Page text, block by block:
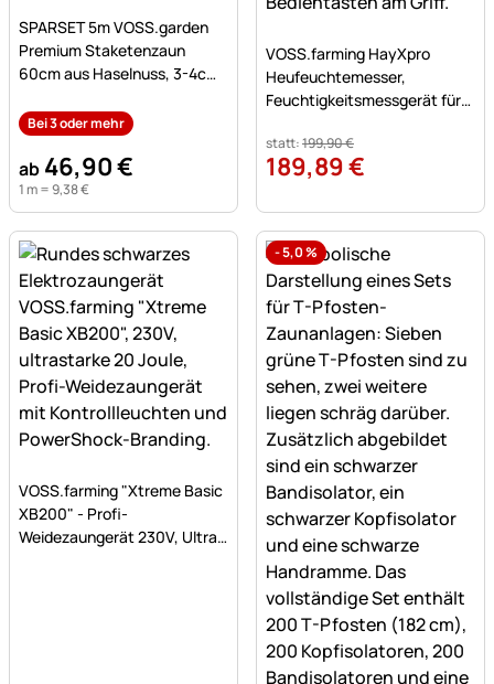
Noch keine Bewertungen abgegeben
SPARSET 5m VOSS.garden
Premium Staketenzaun
60cm aus Haselnuss, 3-4cm,
Bei 3 oder mehr
ab 46,90€
1 m =9,38€
VOSS.farming HayXpro
Heufeuchtemesser,
Feuchtigkeitsmessgerät für
statt:199,90€
189,89€
Noch keine Bewertungen abgegeben
VOSS.farming "Xtreme Basic
XB200" - Profi-
Weidezaungerät 230V, Ultra
-5,0%